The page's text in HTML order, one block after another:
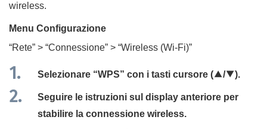
wireless.
Menu Configurazione
“Rete” > “Connessione” > “Wireless (Wi-Fi)”
Selezionare “WPS” con i tasti cursore (q/w).
Seguire le istruzioni sul display anteriore per
stabilire la connessione wireless.